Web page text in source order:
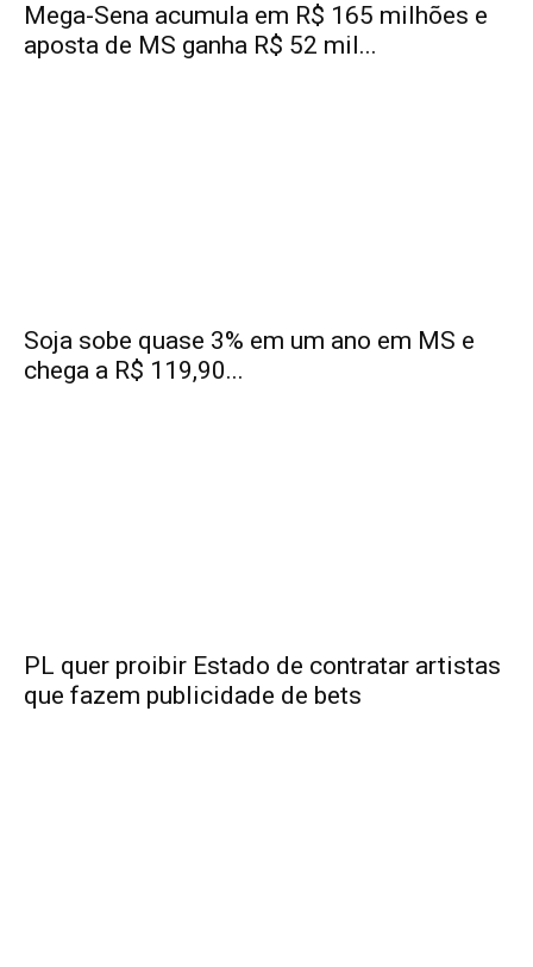
Mega-Sena acumula em R$ 165 milhões e
aposta de MS ganha R$ 52 mil...
Soja sobe quase 3% em um ano em MS e
chega a R$ 119,90...
PL quer proibir Estado de contratar artistas
que fazem publicidade de bets